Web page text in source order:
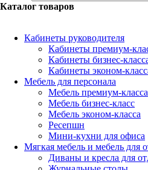
Каталог товаров
Кабинеты руководителя
Кабинеты премиум-
Кабинеты бизнес-
Кабинеты эконом-
Мебель для персонала
Мебель премиум-класса
Мебель бизнес-класс
Мебель эконом-класса
Ресепшн
Мини-кухни для офиса
Мягкая мебель и мебель для
Диваны и кресла для